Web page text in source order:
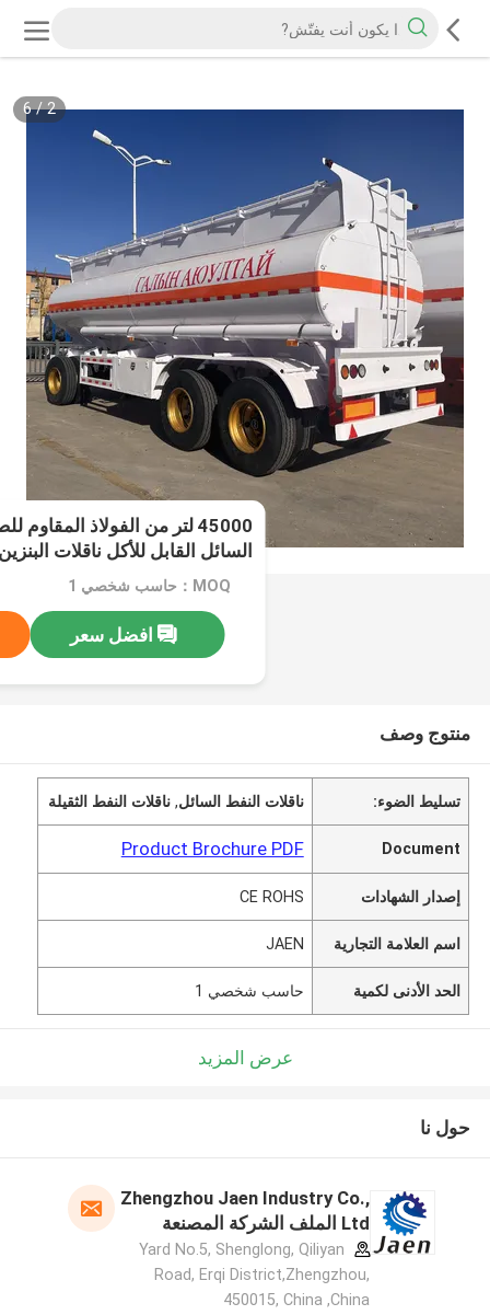
2
/
6
45000 لتر من الفولاذ المقاوم
السائل القابل للأكل ناقلات
النفط نصف المقطورة
MOQ：حاسب شخصي 1
افضل سعر
منتوج وصف
تسليط الضوء: ناقلات النفط السائل,ناقلات النفط الثقيلة
Document
Product Brochure PDF
إصدار الشهادات CE ROHS
اسم العلامة التجارية JAEN
الحد الأدنى لكمية حاسب شخصي 1
عرض المزيد
حول نا
Zhengzhou Jaen Industry Co.,
Ltd الملف الشركة المصنعة
Yard No.5, Shenglong, Qiliyan
Road, Erqi District,Zhengzhou,
450015, China ,China